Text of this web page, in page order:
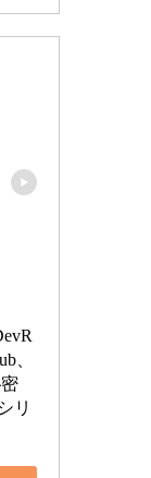
、
リ